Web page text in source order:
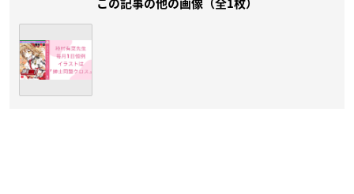
この記事の他の画像（全1枚）